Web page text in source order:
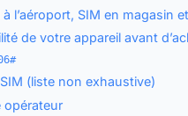
l’aéroport, SIM en magasin
de votre appareil avant
(liste non exhaustive)
opérateur